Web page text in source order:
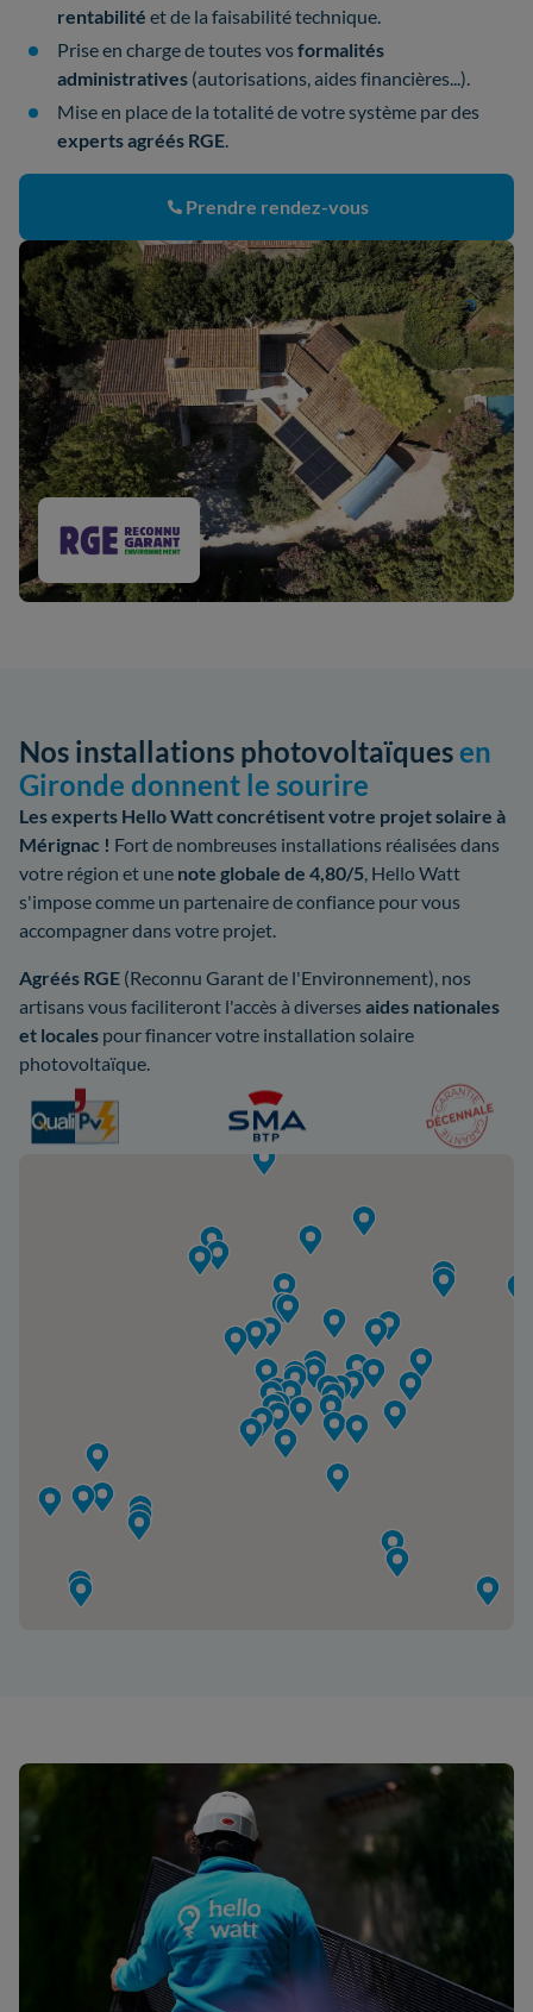
rentabilité et de la faisabilité technique.
Prise en charge de toutes vosformalités
administratives (autorisations, aides financières...).
Mise en place de la totalité de votre système par des
experts agréés RGE
Prendre rendez-vous
Nos installations photovoltaïquesen
Gironde donnent le sourire
Les experts Hello Watt concrétisent votre projet solaire à
Mérignac ! Fort de nombreuses installations réalisées dans
votre région et une note globale de 4,80/5 , Hello Watt
s'impose comme un partenaire de confiance pour vous
accompagner dans votre projet.
Agréés RGE (Reconnu Garant de l'Environnement), nos
artisans vous faciliteront l'accès à diverses aides nationales
et locales pour financer votre installation solaire
photovoltaïque.